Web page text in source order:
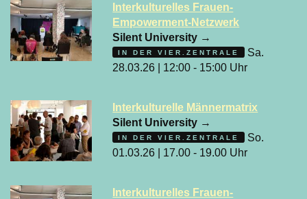
Interkulturelles Frauen-
Empowerment-Netzwerk
Silent University →
IN DER VIER.ZENTRALE
Sa.
28.03.26 | 12:00 - 15:00 Uhr
Interkulturelle Männermatrix
Silent University →
IN DER VIER.ZENTRALE
So.
01.03.26 | 17.00 - 19.00 Uhr
Interkulturelles Frauen-